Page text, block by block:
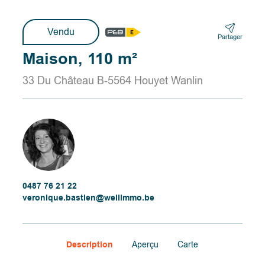
Vendu Partager
Maison, 110 m²
33 Du Château B-5564 Houyet Wanlin
0487 76 21 22
veronique.bastien@wellimmo.be
Description Aperçu Carte